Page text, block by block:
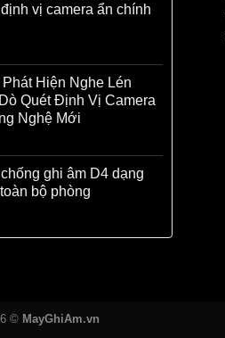
vị camera ẩn chính
Hiện Nghe Lén
Quét Định Vị Camera
Nghệ Mới
ghi âm D4 dạng
bộ phòng
© MayGhiAm.vn